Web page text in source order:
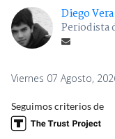
Diego Vera
Periodista
Viernes 07 Agosto,
Seguimos criterios de